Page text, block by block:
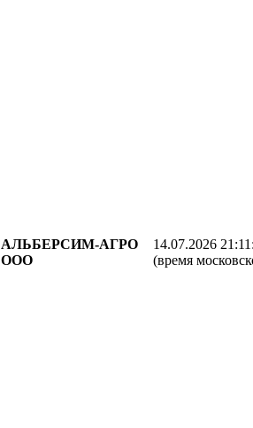
АЛЬБЕРСИМ-АГРО
ООО
14.07.2026
(время